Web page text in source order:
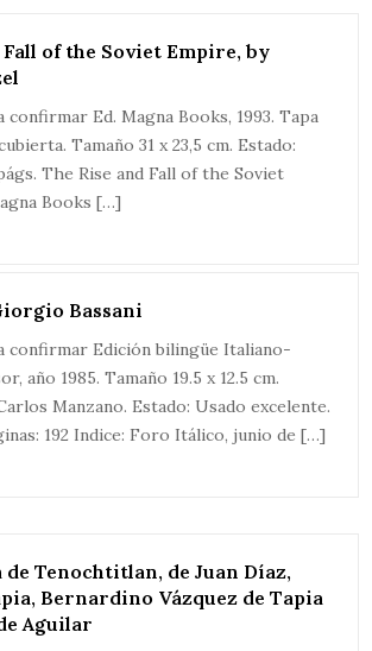
Fall of the Soviet Empire, by
Ed. Magna Books, 1993. Tapa
Tamaño 31 x 23,5 cm. Estado:
The Rise and Fall of the Soviet
Books […]
Bassani
confirmar Edición bilingüe Italiano-
año 1985. Tamaño 19.5 x 12.5 cm.
Manzano. Estado: Usado excelente.
192 Indice: Foro Itálico, junio de […]
de Tenochtitlan, de Juan Díaz,
Bernardino Vázquez de Tapia
Aguilar